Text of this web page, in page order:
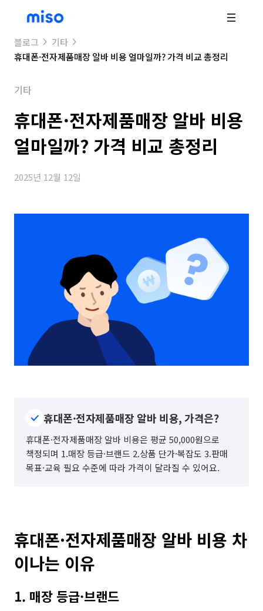
블로그
기타
휴대폰·전자제품매장 알바 비용 얼마일까? 가격 비교 총정리
기타
휴대폰·전자제품매장 알바 비용
얼마일까? 가격 비교 총정리
2025년 12월 12일
휴대폰·전자제품매장 알바 비용, 가격은?
휴대폰·전자제품매장 알바 비용은 평균 50,000원으로
책정되며 1.매장 등급·브랜드 2.상품 단가·복잡도 3.판매
목표·교육 필요 수준에 따라 가격이 달라질 수 있어요.
휴대폰·전자제품매장 알바 비용 차
이나는 이유
1. 매장 등급·브랜드